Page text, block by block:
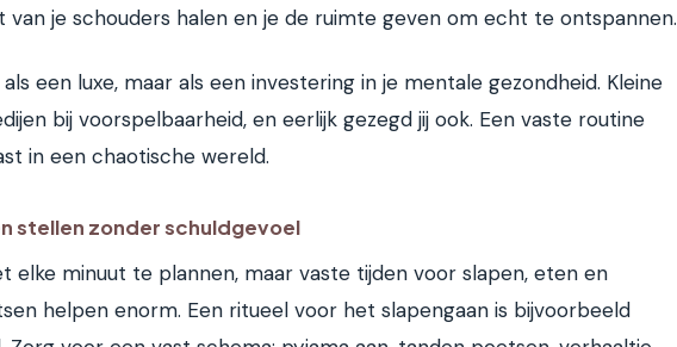
van je schouders halen en je de ruimte geven om echt te ontspannen.
een luxe, maar als een investering in je mentale gezondheid. Kleine
bij voorspelbaarheid, en eerlijk gezegd jij ook. Een vaste routine
in een chaotische wereld.
stellen zonder schuldgevoel
elke minuut te plannen, maar vaste tijden voor slapen, eten en
helpen enorm. Een ritueel voor het slapengaan is bijvoorbeeld